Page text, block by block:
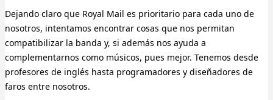
Dejando claro que Royal Mail es prioritario para cada uno de
nosotros, intentamos encontrar cosas que nos permitan
compatibilizar la banda y, si además nos ayuda a
complementarnos como músicos, pues mejor. Tenemos desde
profesores de inglés hasta programadores y diseñadores de
faros entre nosotros.